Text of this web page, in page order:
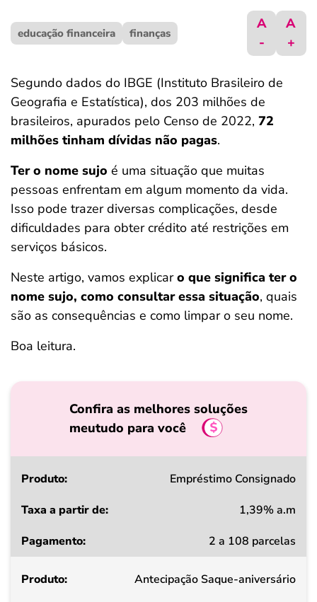
educação financeira finanças
A
-
A
+
Segundo dados do IBGE (Instituto Brasileiro de
Geografia e Estatística), dos 203 milhões de
brasileiros, apurados pelo Censo de 2022, 72
milhões tinham dívidas não pagas.
Ter o nome sujo é uma situação que muitas
pessoas enfrentam em algum momento da vida.
Isso pode trazer diversas complicações, desde
dificuldades para obter crédito até restrições em
serviços básicos.
Neste artigo, vamos explicaro que significa ter o
nome sujo, como consultar essa situação, quais
são as consequências e como limpar o seu nome.
Boa leitura.
Confira as melhores soluções
meutudo para você
Produto
a
de
Empréstimo Consignado
1,39% a.m
2 a 108 parcelas
Antecipação Saque-aniversário